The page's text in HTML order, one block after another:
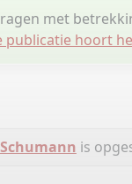
met
publicatie hoort
is